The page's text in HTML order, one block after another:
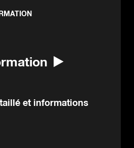
et informations